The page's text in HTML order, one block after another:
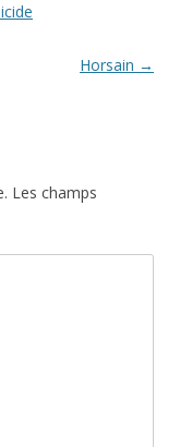
Horsain →
Les champs